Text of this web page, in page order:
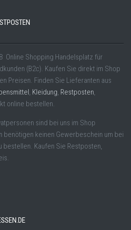
Online Shopping Handelsplatz für
(B2c). Kaufen Sie direkt im Shop
Preisen. Finden Sie Lieferanten aus
, Kleidung, Restposten,
online bestellen.
sind bei uns im Shop
benötigen keinen Gewerbeschein um bei
bestellen. Kaufen Sie Restposten,